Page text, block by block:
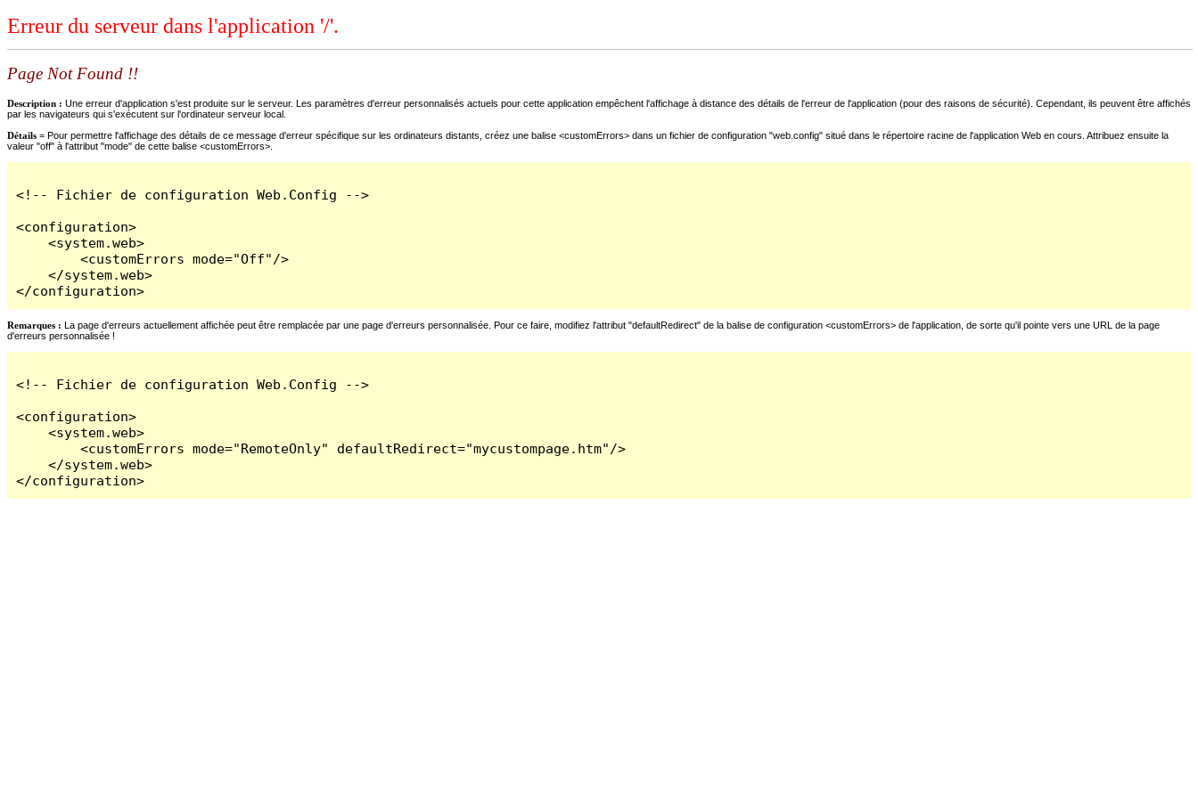
Erreur du serveur dans l'application '/'.
Page Not Found !!
Description : Une erreur d'application s'est produite sur le serveur. Les paramètres d'erreur personnalisés actuels pour cette application empêchent l'affichage à distance des détails de l'erreur de l'application (pour des raisons de sécurité). Cependant, ils peuvent être affichés
par les navigateurs qui s'exécutent sur l'ordinateur serveur local.
Détails = Pour permettre l'affichage des détails de ce message d'erreur spécifique sur les ordinateurs distants, créez une balise <customErrors> dans un fichier de configuration "web.config" situé dans le répertoire racine de l'application Web en cours. Attribuez ensuite la
valeur "off" à l'attribut "mode" de cette balise <customErrors>.
<!-- Fichier de configuration Web.Config -->
<configuration>
    <system.web>
        <customErrors mode="Off"/>
    </system.web>
</configuration>
Remarques : La page d'erreurs actuellement affichée peut être remplacée par une page d'erreurs personnalisée. Pour ce faire, modifiez l'attribut "defaultRedirect" de la balise de configuration <customErrors> de l'application, de sorte qu'il pointe vers une URL de la page
d'erreurs personnalisée !
<!-- Fichier de configuration Web.Config -->
<configuration>
    <system.web>
        <customErrors mode="RemoteOnly" defaultRedirect="mycustompage.htm"/>
    </system.web>
</configuration>